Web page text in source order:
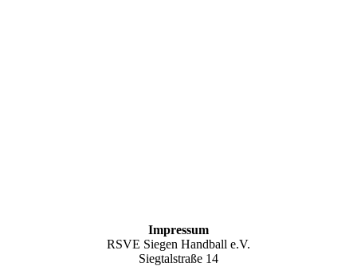
Impressum
RSVE Siegen Handball e.V.
Siegtalstraße 14